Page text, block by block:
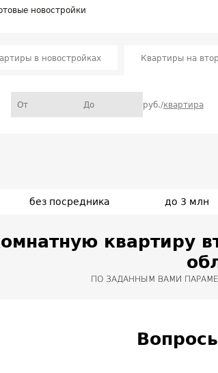
новостройки
в новостройках Квартиры на
руб./квартира
без посредника до 3 млн
квартиру
ПО ЗАДАННЫМ ВАМИ